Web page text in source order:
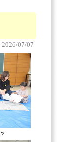
2026/07/07